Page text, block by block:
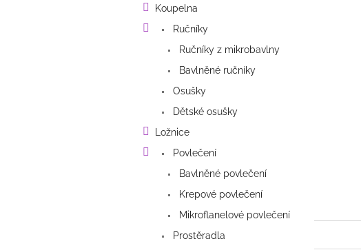
Koupelna
Ručníky
Ručníky z mikrobavlny
Bavlněné ručníky
Osušky
Dětské osušky
Ložnice
Povlečení
Bavlněné povlečení
Krepové povlečení
Mikroflanelové povlečení
Prostěradla